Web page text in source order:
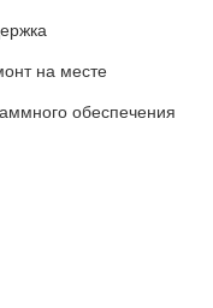
на месте
обеспечения